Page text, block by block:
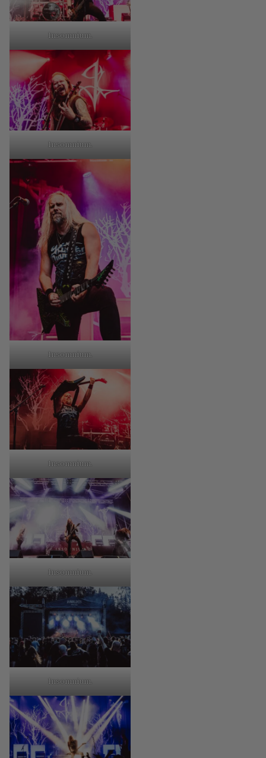
Insomnium.
Insomnium.
Insomnium.
Insomnium.
Insomnium.
Insomnium.